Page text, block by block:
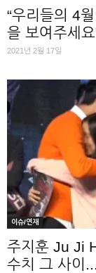
“우리들의 4
을 보여주세
2021년 2월 17일
이슈/연재
주지훈 Ju Ji
수치 그 사이...